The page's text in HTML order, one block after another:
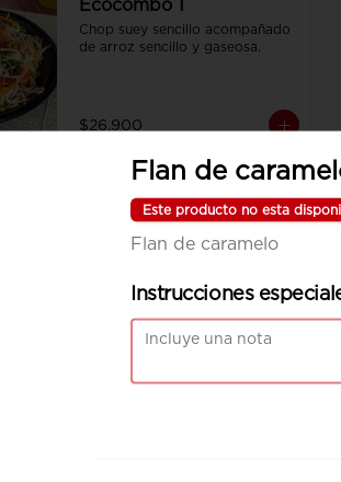
Ecocombo 1
Chop suey sencillo acompañado
de arroz sencillo y gaseosa.
$26.900
Flan de
Este producto no esta
Flan de caramelo
Instrucciones